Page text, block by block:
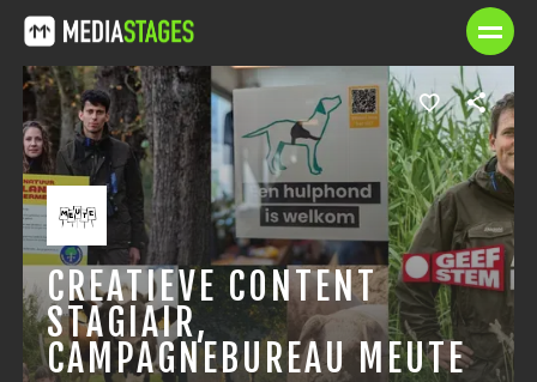
CREATIEVE CONTENT
STAGIAIR,
CAMPAGNEBUREAU MEUTE